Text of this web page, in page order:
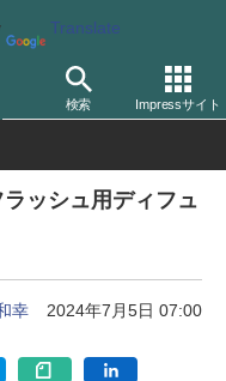
Translate
検索 Impressサイト
ッシュ用ディフュ
幸 2024年7月5日 07:00